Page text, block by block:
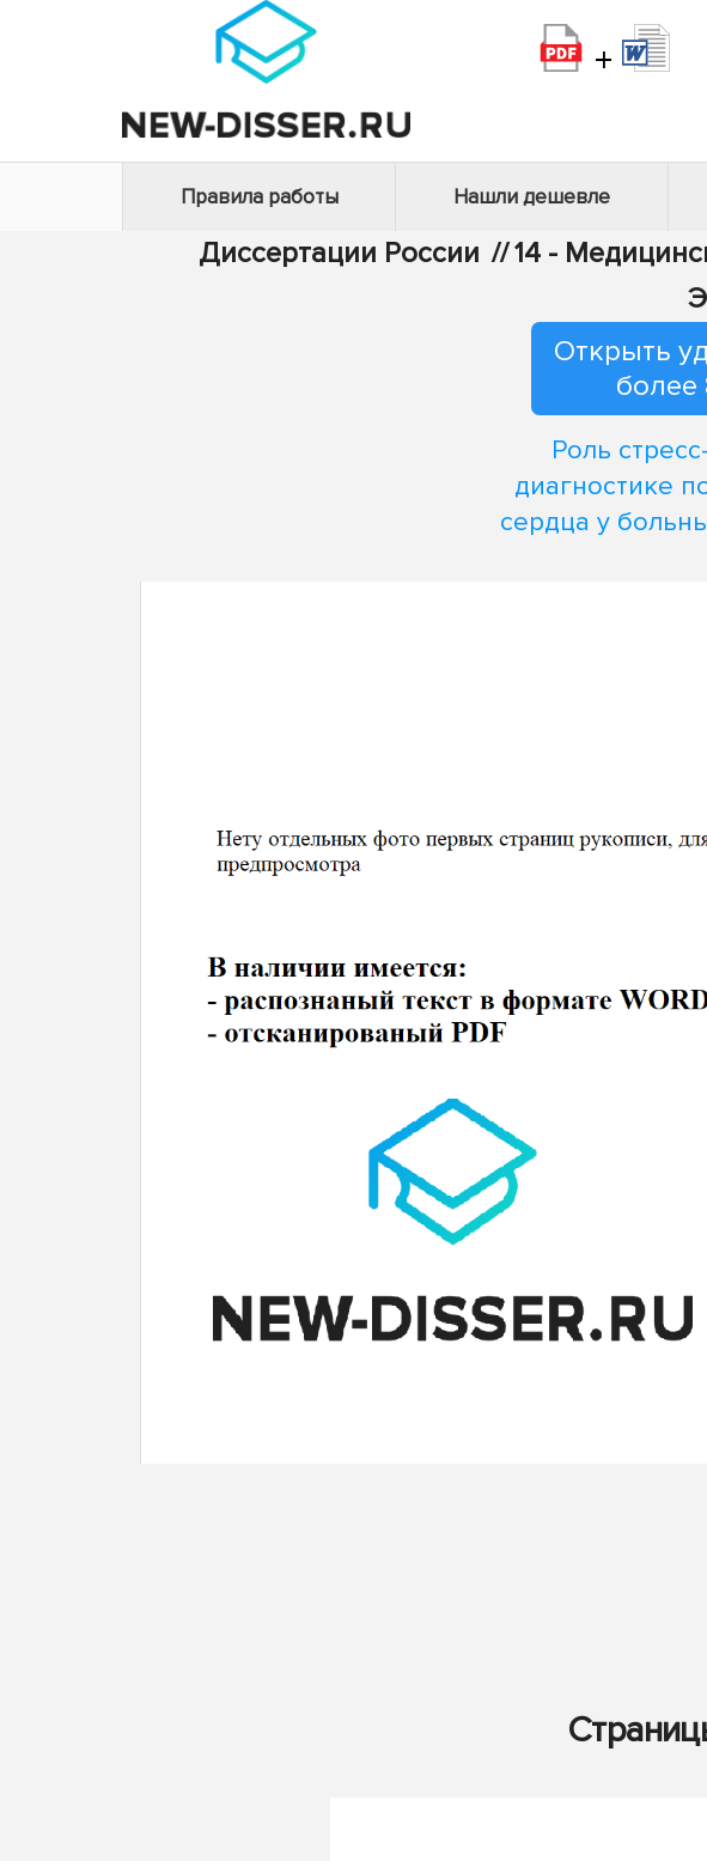
+
Правила работы Нашли дешевле
Диссертации России //14 -
Открыть
более
Роль
диагностике
сердца у